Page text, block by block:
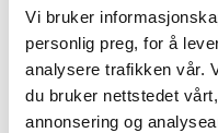
Vi bruker
personlig preg, for å
analysere trafikken vår.
du bruker nettstedet
annonsering og
Marcin
Wilczynski